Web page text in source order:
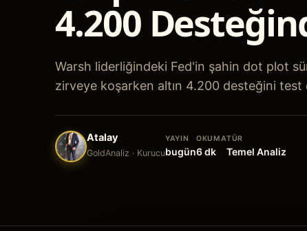
4.200
Warsh liderliğindeki Fed'in şahin dot plot
zirveye koşarken altın 4.200 desteğini test
Atalay
GoldAnaliz · Kurucu
YAYIN
bugün
OKUMA
6dk
TÜR
Temel Analiz